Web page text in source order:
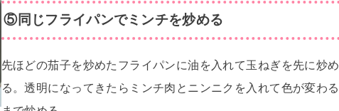
⑤同じフライパンでミンチを炒める
先ほどの茄子を炒めたフライパンに油を入れて玉ねぎを先に炒め
る。透明になってきたらミンチ肉とニンニクを入れて色が変わる